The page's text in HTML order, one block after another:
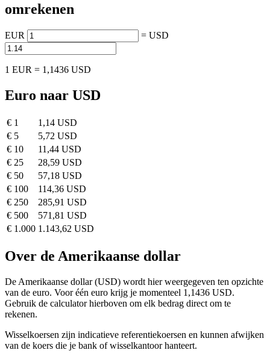
omrekenen
EUR = USD
1 EUR = 1,1436 USD
Euro naar USD
€ 1
1,14 USD
€ 5
5,72 USD
€ 10
11,44 USD
€ 25
28,59 USD
€ 50
57,18 USD
€ 100
114,36 USD
€ 250
285,91 USD
€ 500
571,81 USD
€ 1.000 1.143,62 USD
Over de Amerikaanse dollar
De Amerikaanse dollar (USD) wordt hier weergegeven ten opzichte
van de euro. Voor één euro krijg je momenteel 1,1436 USD.
Gebruik de calculator hierboven om elk bedrag direct om te
rekenen.
Wisselkoersen zijn indicatieve referentiekoersen en kunnen afwijken
van de koers die je bank of wisselkantoor hanteert.